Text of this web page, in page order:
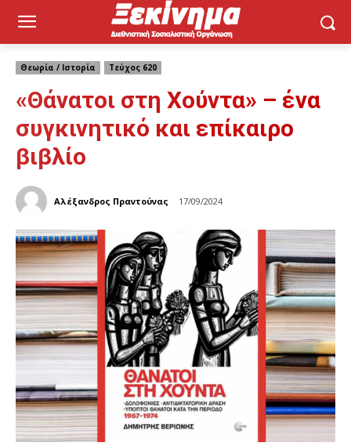
Θεωρία / Ιστορία Τεύχος 620
«Θάνατοι στη Χούντα» – ένα
συγκινητικό και επίκαιρο
βιβλίο
Αλέξανδρος Πραντούνας 17/09/2024